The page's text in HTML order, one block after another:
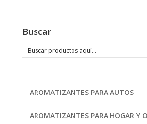
Buscar
AROMATIZANTES PARA AUTOS
AROMATIZANTES PARA HOGAR Y